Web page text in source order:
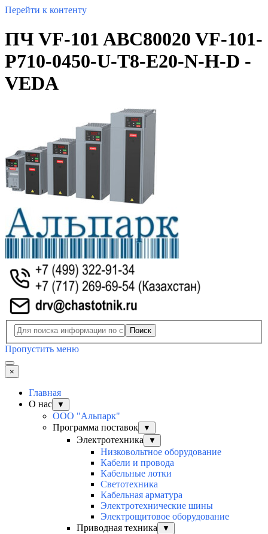
Перейти к контенту
ПЧ VF-101 ABC80020 VF-101-
P710-0450-U-T8-E20-N-H-D -
VEDA
Поиск
Пропустить меню
×
Главная
О нас
▼
ООО "Альпарк"
Программа поставок
▼
Электротехника ▼
Низковольтное оборудование
Кабели и провода
Кабельные лотки
Светотехника
Кабельная арматура
Электротехнические шины
Электрощитовое оборудование
Приводная техника
▼